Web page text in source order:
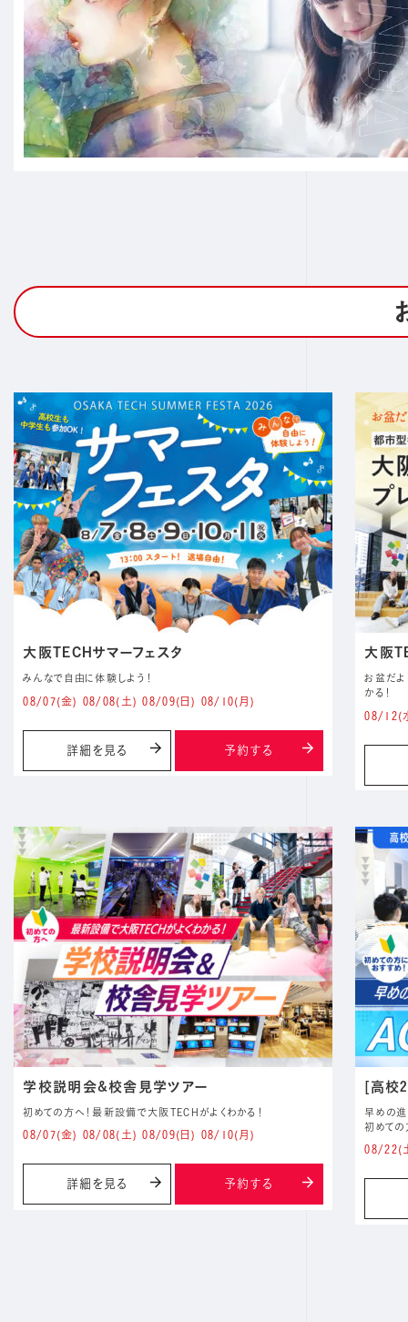
大阪TECHサマーフェスタ
みんなで自由に体験しよう！
08/07(金) 08/08(土) 08/09(日) 08/10(月)
詳細を見る 予約する
大阪
お盆だよ
かる！
08/12(
学校説明会&校舎見学ツアー
初めての方へ！最新設備で大阪TECHがよくわかる！
08/07(金) 08/08(土) 08/09(日) 08/10(月)
詳細を見る 予約する
[高校
早めの
初めての
08/22(